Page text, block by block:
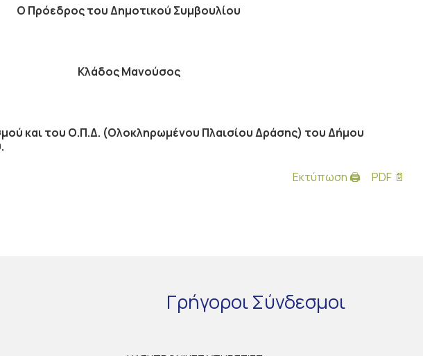
Ο Πρόεδρος του Δημοτικού Συμβουλίου
Κλάδος Μανούσος
και του Ο.Π.Δ. (Ολοκληρωμένου Πλαισίου Δράσης) του Δήμου
Εκτύπωση 🖨
PDF 📄
ΓρήγοροιΣύνδεσμοι